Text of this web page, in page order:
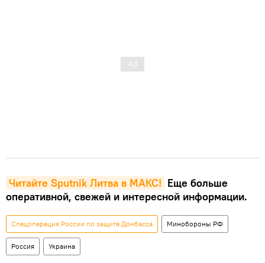
Читайте Sputnik Литва в MAКС! Еще больше
оперативной, свежей и интересной информации.
Спецоперация России по защите Донбасса Минобороны РФ
Россия Украина